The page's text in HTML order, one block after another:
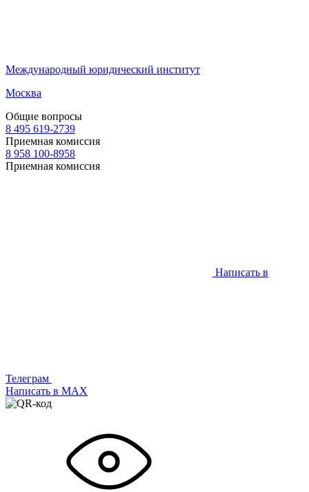
Международный юридический институт
Москва
Общие вопросы
8 495 619-2739
Приемная комиссия
8 958 100-8958
Приемная комиссия
Написать в
Телеграм
Написать в МАХ